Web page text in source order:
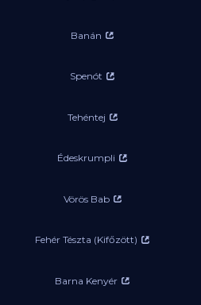
Banán
Spenót
Tehéntej
Édeskrumpli
Vörös Bab
Fehér Tészta (Kifőzött)
Barna Kenyér